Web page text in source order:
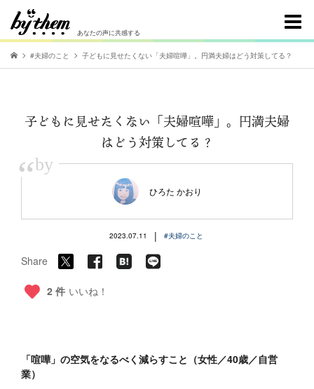
あなたの声に共感する
#夫婦のこと 子どもに見せたくない「夫婦喧嘩」。円満夫婦はどう対策してる？
子どもに見せたくない「夫婦喧嘩」。円満夫婦
はどう対策してる？
“by
ひろた かおり
2023.07.11 | #夫婦のこと
Share
2 件 いいね！
「喧嘩」の空気をなるべく減らすこと（女性／40歳／自営
業）